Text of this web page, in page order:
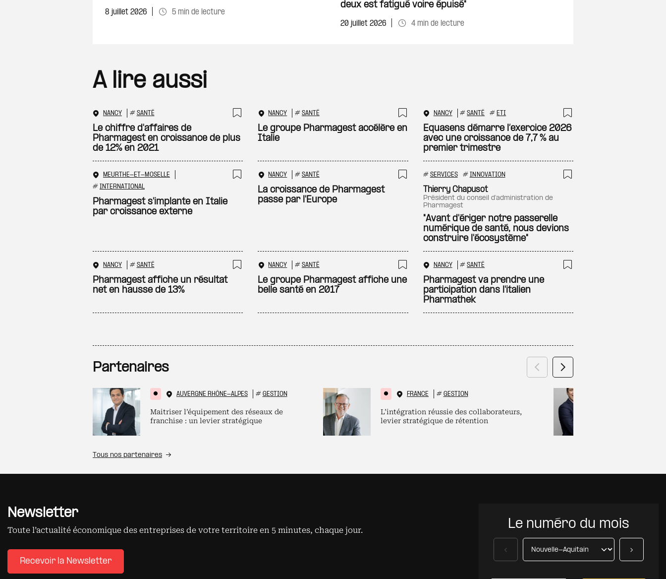
8 juillet 2026 5 min de lecture
deux est fatigué voire épuisé"
20 juillet 2026 4 min de lecture
A lire aussi
NANCY # SANTÉ
Ajouter à ma sélection
Le chiffre d'affaires de
Pharmagest en croissance de plus
de 12% en 2021
NANCY # SANTÉ
Ajouter à ma sélection
Le groupe Pharmagest accélère en
Italie
NANCY #SANTÉ #ETI
Ajouter à ma
Equasens démarre l’exercice 2026
avec une croissance de 7,7 % au
premier trimestre
MEURTHE-ET-MOSELLE
# INTERNATIONAL Ajouter à ma sélection
Pharmagest s'implante en Italie
par croissance externe
NANCY # SANTÉ
Ajouter à ma sélection
La croissance de Pharmagest
passe par l'Europe
# SERVICES # INNOVATION
Thierry Chapusot
président du conseil d’administration de
Pharmagest
"Avant d'ériger notre passerelle
numérique de santé, nous devions
construire l'écosystème"
NANCY # SANTÉ
Ajouter à ma sélection
Pharmagest affiche un résultat
net en hausse de 13%
NANCY # SANTÉ
Ajouter à ma sélection
Le groupe Pharmagest affiche une
belle santé en 2017
NANCY #SANTÉ
Pharmagest va prendre une
participation dans l'italien
Pharmathek
Partenaires
AUVERGNE RHÔNE-ALPES # GESTION
Maitriser l’équipement des réseaux de
franchise : un levier stratégique
FRANCE # GESTION
L’intégration réussie des collaborateurs,
levier stratégique de rétention
Précédent
Suivant
Tous nos partenaires
Newsletter
Toute l’actualité économique des entreprises de votre territoire en 5 minutes, chaque jour.
Recevoir la Newsletter
Le numéro du mois
Précédent Suivant